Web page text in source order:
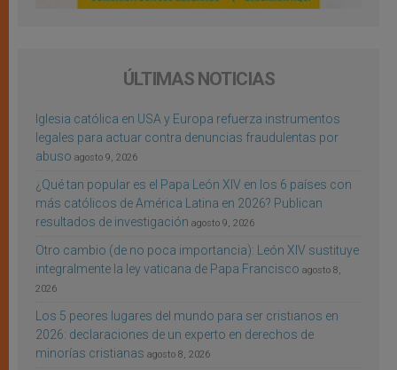
ÚLTIMAS NOTICIAS
Iglesia católica en USA y Europa refuerza instrumentos
legales para actuar contra denuncias fraudulentas por
abuso agosto 9, 2026
¿Qué tan popular es el Papa León XIV en los 6 países con
más católicos de América Latina en 2026? Publican
resultados de investigación agosto 9, 2026
Otro cambio (de no poca importancia): León XIV sustituye
integralmente la ley vaticana de Papa Francisco agosto 8,
2026
Los 5 peores lugares del mundo para ser cristianos en
2026: declaraciones de un experto en derechos de
minorías cristianas agosto 8, 2026